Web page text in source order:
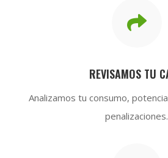

REVISAMOS TU
Analizamos tu consumo,
penalizaciones.